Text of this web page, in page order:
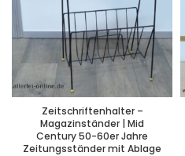
Zeitschriftenhalter –
Magazinständer | Mid
Century 50-60er Jahre
Zeitungsständer mit Ablage